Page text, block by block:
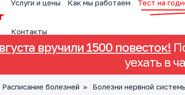
Услуги и цены Как мы работаем Тест на
Контакты
вручили 1500 повесток!
уехать в
Расписание болезней » Болезни нервной